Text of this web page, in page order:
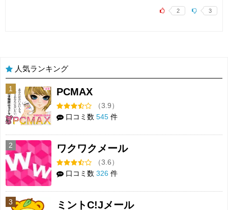
2 3
人気ランキング
1 PCMAX
（3.9）
口コミ数 545 件
2 ワクワクメール
（3.6）
口コミ数 326 件
3 ミントC!Jメール